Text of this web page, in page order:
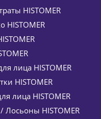
(Хистомер) 150 мл
HISTOMER
HISTOMER
лица HISTOMER
HISTOMER
лица HISTOMER
Лосьоны HISTOMER